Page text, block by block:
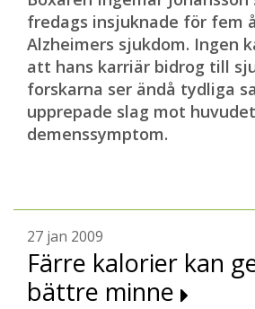
fredags insjuknade för fem
Alzheimers sjukdom. Ingen
att hans karriär bidrog till
forskarna ser ändå tydliga
upprepade slag mot
demenssymptom.
27 jan 2009
Färre kalorier kan
bättre minne